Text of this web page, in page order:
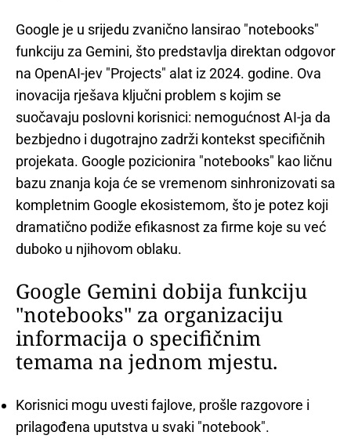
Google je u srijedu zvanično lansirao "notebooks"
funkciju za Gemini, što predstavlja direktan odgovor
na OpenAI-jev "Projects" alat iz 2024. godine. Ova
inovacija rješava ključni problem s kojim se
suočavaju poslovni korisnici: nemogućnost AI-ja da
bezbjedno i dugotrajno zadrži kontekst specifičnih
projekata. Google pozicionira "notebooks" kao ličnu
bazu znanja koja će se vremenom sinhronizovati sa
kompletnim Google ekosistemom, što je potez koji
dramatično podiže efikasnost za firme koje su već
duboko u njihovom oblaku.
Google Gemini dobija funkciju
"notebooks" za organizaciju
informacija o specifičnim
temama na jednom mjestu.
Korisnici mogu uvesti fajlove, prošle razgovore i
prilagođena uputstva u svaki "notebook".